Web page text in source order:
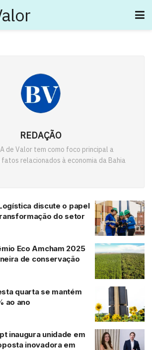
REDAÇÃO
de Valor tem como foco principal a
relacionados à economia da Bahia
discute o papel
do setor
Eco Amcham 2025
de conservação
quarta se mantém
ao ano
inaugura unidade em
inovadora em